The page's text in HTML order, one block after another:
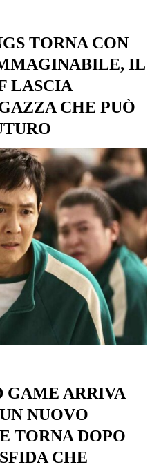
TORNA CON
IL
LASCIA
CHE PUÒ
GAME ARRIVA
NUOVO
TORNA DOPO
CHE